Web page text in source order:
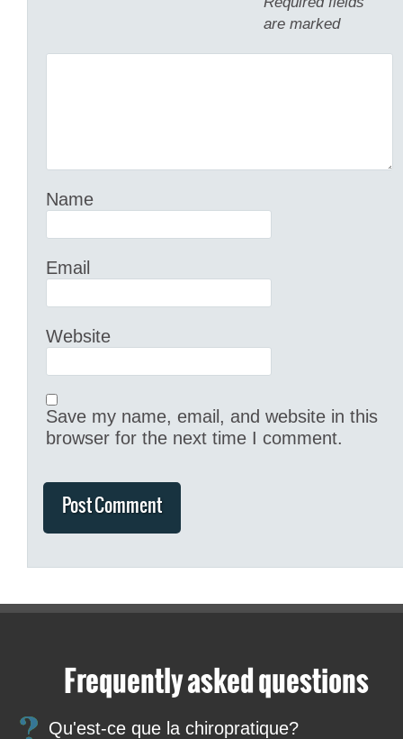
are marked
Name
Email
Website
Save my name, email, and website in this
browser for the next time I comment.
Frequently asked questions
Qu'est-ce que la chiropratique?